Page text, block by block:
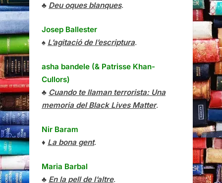
♣ Deu oques blanques.
Josep Ballester
♠ L’agitació de l’escriptura.
asha bandele (& Patrisse Khan-
Cullors)
♣ Cuando te llaman terrorista: Una
memoria del Black Lives Matter.
Nir Baram
♦ La bona gent.
Maria Barbal
♣ En la pell de l’altre.